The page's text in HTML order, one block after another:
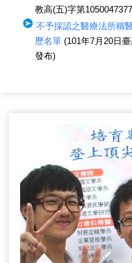
教高(五)字第
不予採認之醫療法所稱
歷名單(101年7月20日
發布)